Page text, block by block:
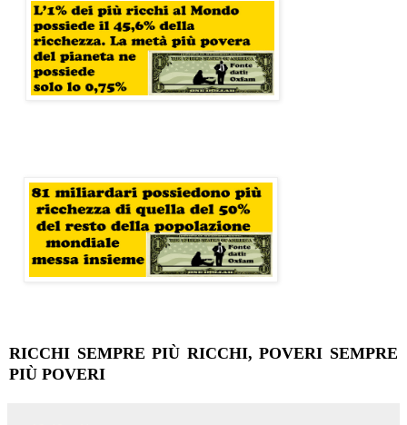
RICCHI SEMPRE PIÙ RICCHI, POVERI SEMPRE
PIÙ POVERI